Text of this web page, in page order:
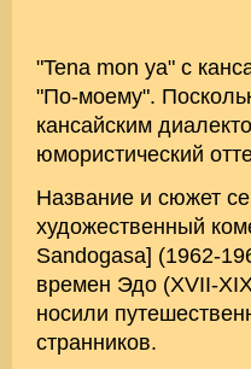
"Tena mon ya" с
"По-моему".
кансайским
юмористический
Название и сюжет
художественный
Sandogasa] (1962-
времен Эдо (XVII-
носили
странников.